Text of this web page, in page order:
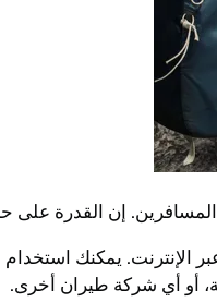
المسافرين. إن القدرة
أو أي شركة طيران أخرى.